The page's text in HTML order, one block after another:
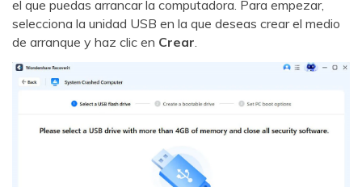
el que puedas arrancar la computadora. Para empezar,
selecciona la unidad USB en la que deseas crear el medio
de arranque y haz clic en Crear